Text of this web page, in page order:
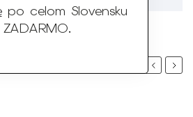
po celom Slovensku
ZADARMO.
PreviousNext